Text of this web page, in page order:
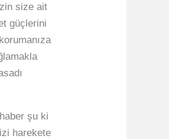
size ait
güçlerini
şu ki
harekete